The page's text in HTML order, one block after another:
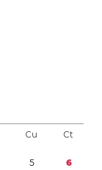
Cu Ct
5 6